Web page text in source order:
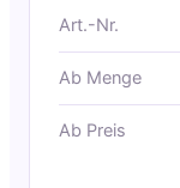
Art.-Nr.
Ab Menge
Ab Preis